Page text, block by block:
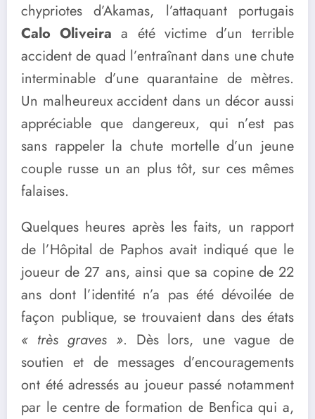
chypriotes d’Akamas, l’attaquant portugais
Calo Oliveira a été victime d’un terrible
accident de quad l’entraînant dans une chute
interminable d’une quarantaine de mètres.
Un malheureux accident dans un décor aussi
appréciable que dangereux, qui n’est pas
sans rappeler la chute mortelle d’un jeune
couple russe un an plus tôt, sur ces mêmes
falaises.
Quelques heures après les faits, un rapport
de l’Hôpital de Paphos avait indiqué que le
joueur de 27 ans, ainsi que sa copine de 22
ans dont l’identité n’a pas été dévoilée de
façon publique, se trouvaient dans des états
« très graves ». Dès lors, une vague de
soutien et de messages d’encouragements
ont été adressés au joueur passé notamment
par le centre de formation de Benfica qui a,